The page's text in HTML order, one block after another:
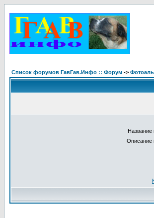
Список форумов ГавГав.Инфо :: Форум ->
Название
Описание